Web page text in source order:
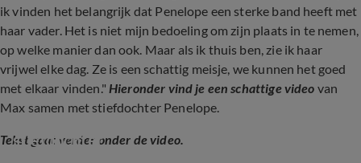
ik vinden het belangrijk dat Penelope een sterke band heeft met
haar vader. Het is niet mijn bedoeling om zijn plaats in te nemen,
op welke manier dan ook. Maar als ik thuis ben, zie ik haar
vrijwel elke dag. Ze is een schattig meisje, we kunnen het goed
met elkaar vinden."Hieronder vind je een schattige video van
Max samen met stiefdochter Penelope.
Tekst gaat verder onder de video.
Max Verstappen en zijn verdrietige
stiefdochter